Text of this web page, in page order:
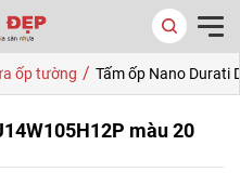
ốp tường / Tấm ốp Nano Durati
màu 20